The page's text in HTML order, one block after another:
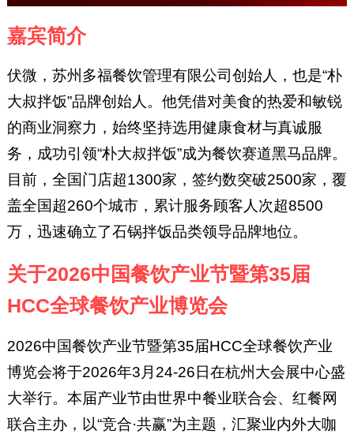
嘉宾简介
伏微，苏州多福餐饮管理有限公司创始人，也是“朴
大叔拌饭”品牌创始人。他凭借对美食的热爱和敏锐
的商业洞察力，始终坚持选用健康食材与真诚服
务，成功引领“朴大叔拌饭”成为餐饮赛道黑马品牌。
目前，全国门店超1300家，签约数突破2500家，覆
盖全国超260个城市，累计服务顾客人次超8500
万，迅速确立了石锅拌饭品类领导品牌地位。
关于2026中国餐饮产业节暨第35届
HCC全球餐饮产业博览会
2026中国餐饮产业节暨第35届HCC全球餐饮产业
博览会将于2026年3月24-26日在杭州大会展中心盛
大举行。本届产业节由世界中餐业联合会、红餐网
联合主办，以“竞合·共赢”为主题，汇聚业内外大咖